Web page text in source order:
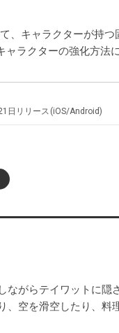
、キャラクターが持
ラクターの強化方法
日 リリース iOS/Android
がらテイワットに隠
、空を滑空したり、料